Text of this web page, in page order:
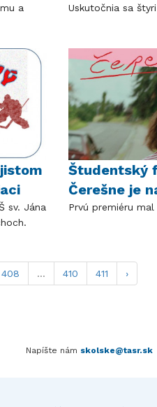
a
Uskutočnia sa
sv. Jána
Študentský
Čerešne je
Prvú premiéru mal
408 ... 410 411 ›
Napíšte nám skolske@tasr.sk